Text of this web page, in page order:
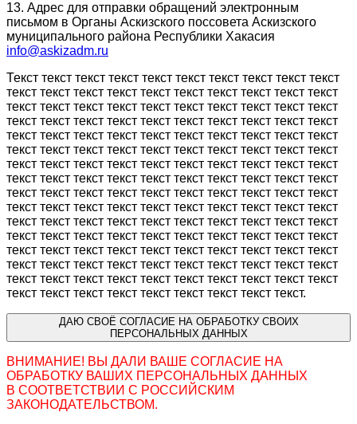
13. Адрес для отправки обращений электронным
письмом в Органы Аскизского поссовета Аскизского
муниципального района Республики Хакасия
info@askizadm.ru
Текст текст текст текст текст текст текст текст текст текст
текст текст текст текст текст текст текст текст текст текст
текст текст текст текст текст текст текст текст текст текст
текст текст текст текст текст текст текст текст текст текст
текст текст текст текст текст текст текст текст текст текст
текст текст текст текст текст текст текст текст текст текст
текст текст текст текст текст текст текст текст текст текст
текст текст текст текст текст текст текст текст текст текст
текст текст текст текст текст текст текст текст текст текст
текст текст текст текст текст текст текст текст текст текст
текст текст текст текст текст текст текст текст текст текст
текст текст текст текст текст текст текст текст текст текст
текст текст текст текст текст текст текст текст текст текст
текст текст текст текст текст текст текст текст текст текст
текст текст текст текст текст текст текст текст текст текст
текст текст текст текст текст текст текст текст текст.
ДАЮ СВОЁ СОГЛАСИЕ НА ОБРАБОТКУ СВОИХ
ПЕРСОНАЛЬНЫХ ДАННЫХ
ВНИМАНИЕ! ВЫ ДАЛИ ВАШЕ СОГЛАСИЕ НА
ОБРАБОТКУ ВАШИХ ПЕРСОНАЛЬНЫХ ДАННЫХ
В СООТВЕТСТВИИ С РОССИЙСКИМ
ЗАКОНОДАТЕЛЬСТВОМ.